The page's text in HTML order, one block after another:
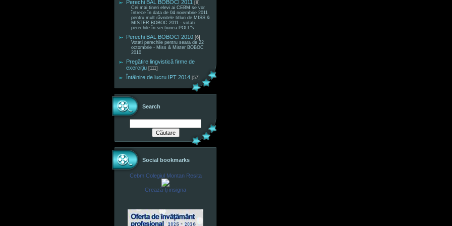
Perechi BAL BOBOCI 2011
[8]
Cei mai tineri elevi ai CEBM se vor
întrece în data de 04 noiembrie 2011
pentru mult râvnitele titluri de MISS &
MISTER BOBOC 2011 - votați
perechile în secțiunea POLL"s
Perechi BAL BOBOCI 2010 [6]
Votați perechile pentru seara de 22
octombrie - Miss & Mister BOBOC
2010
Pregătire lingvistică firme de
exercițiu [111]
Întâlnire de lucru IPT 2014 [57]
Search
Social bookmarks
Cebm Colegiul Montan Resita
Crează-ţi insigna